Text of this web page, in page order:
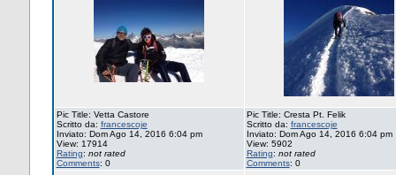
Pic Title: Vetta Castore
Scritto da: francescoje
Inviato: Dom Ago 14, 2016 6:04 pm
View: 17914
Rating: not rated
Comments: 0
Pic Title: Cresta Pt. Felik
Scritto da: francescoje
Inviato: Dom Ago 14, 2016 6:04 pm
View: 5902
Rating: not rated
Comments: 0